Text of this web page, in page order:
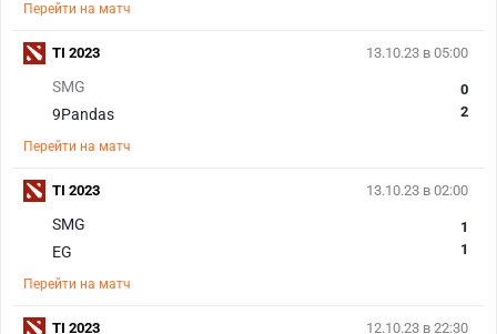
Перейти на матч
13.10.23 в 05:00
SMG
9Pandas
0
2
Перейти на матч
TI 2023
13.10.23 в 02:00
SMG
EG
1
1
Перейти на матч
TI 2023
12.10.23 в 22:30
TI 2023